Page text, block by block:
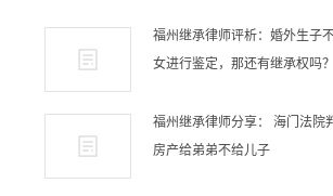
福州继承律师评析：婚外生子
女进行鉴定，那还有继承权吗？
福州继承律师分享： 海门法院
房产给弟弟不给儿子